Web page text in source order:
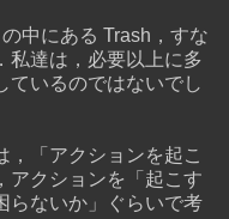
中にある Trash，すな
私達は，必要以上に多
ているのではないでし
，「アクションを起こ
アクションを「起こす
らないか」ぐらいで考